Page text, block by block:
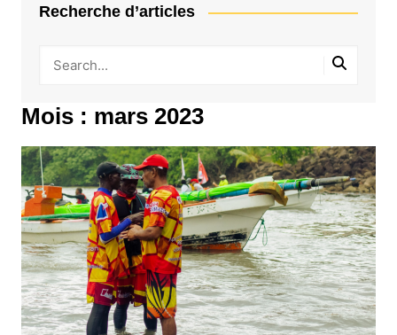
Mois : mars 2023
Recherche d’articles